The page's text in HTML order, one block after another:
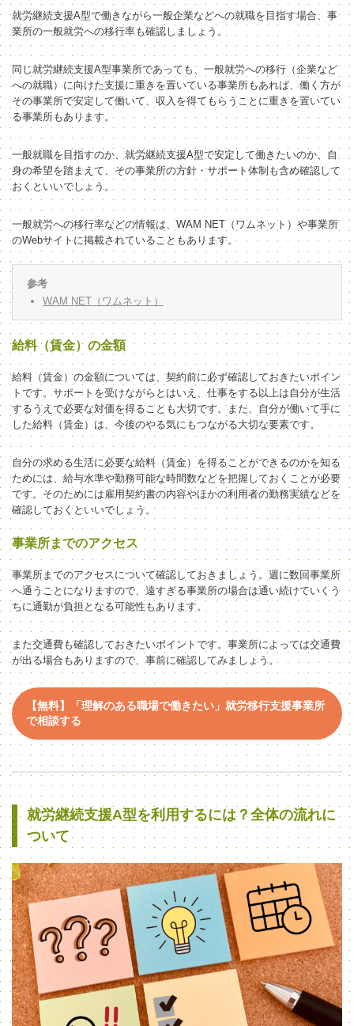
就労継続支援A型で働きながら一般企業などへの就職を目指す場合、事
業所の一般就労への移行率も確認しましょう。
同じ就労継続支援A型事業所であっても、一般就労への移行（企業など
への就職）に向けた支援に重きを置いている事業所もあれば、働く方が
その事業所で安定して働いて、収入を得てもらうことに重きを置いてい
る事業所もあります。
一般就職を目指すのか、就労継続支援A型で安定して働きたいのか、自
身の希望を踏まえて、その事業所の方針・サポート体制も含め確認して
おくといいでしょう。
一般就労への移行率などの情報は、WAM NET（ワムネット）や事業所
のWebサイトに掲載されていることもあります。
参考
WAM NET（ワムネット）
給料（賃金）の金額
給料（賃金）の金額については、契約前に必ず確認しておきたいポイン
トです。サポートを受けながらとはいえ、仕事をする以上は自分が生活
するうえで必要な対価を得ることも大切です。また、自分が働いて手に
した給料（賃金）は、今後のやる気にもつながる大切な要素です。
自分の求める生活に必要な給料（賃金）を得ることができるのかを知る
ためには、給与水準や勤務可能な時間数などを把握しておくことが必要
です。そのためには雇用契約書の内容やほかの利用者の勤務実績などを
確認しておくといいでしょう。
事業所までのアクセス
事業所までのアクセスについて確認しておきましょう。 週に数回事業所
へ通うことになりますので、遠すぎる事業所の場合は通い続けていくう
ちに通勤が負担となる可能性もあります。
また交通費も確認しておきたいポイントです。事業所によっては交通費
が出る場合もありますので、事前に確認してみましょう。
【無料】「理解のある職場で働きたい」就労移行支援事業所
で相談する
就労継続支援A型を利用するには？全体の流れに
ついて